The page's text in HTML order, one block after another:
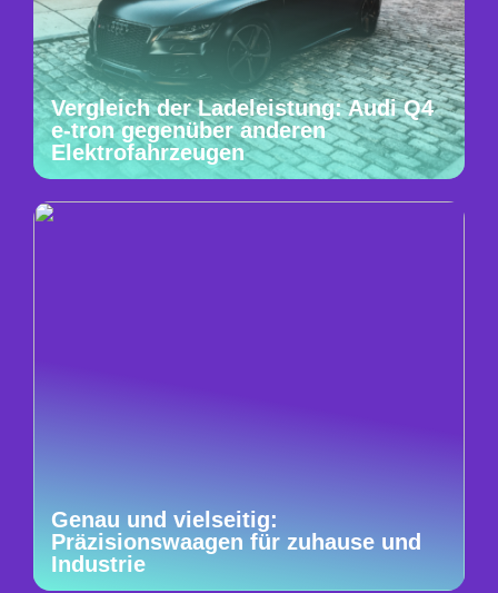
Vergleich der Ladeleistung: Audi Q4
e-tron gegenüber anderen
Elektrofahrzeugen
Genau und vielseitig:
Präzisionswaagen für zuhause und
Industrie